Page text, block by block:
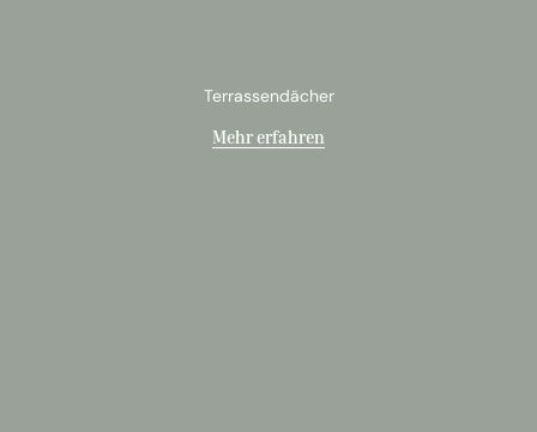
Terrassendächer
Mehr erfahren